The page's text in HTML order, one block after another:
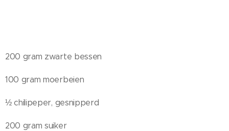
200 gram zwarte bessen
100 gram moerbeien
½ chilipeper, gesnipperd
200 gram suiker